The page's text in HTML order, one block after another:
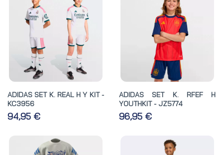
ADIDAS SET K. REAL H Y KIT -
KC3956
94,95 €
ADIDAS SET K. RFEF H
YOUTHKIT - JZ5774
96,95 €